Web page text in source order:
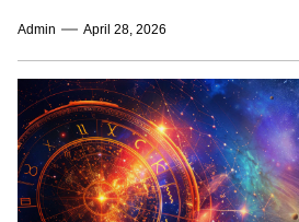
നക്ഷത്രങ്ങളുടെയും ഓരോ
മനുഷ്യജീവിതത്തിൽ വലിയ
പ്രകടമാക്കുന്നത്.
മനസ്സിന്റെ കാരകനായ ചന്ദ്രൻ...
Admin April 28, 2026